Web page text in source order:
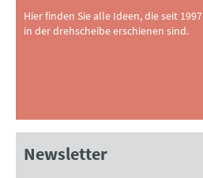
Hier finden Sie alle Ideen, die seit 1997
in der drehscheibe erschienen sind.
Newsletter